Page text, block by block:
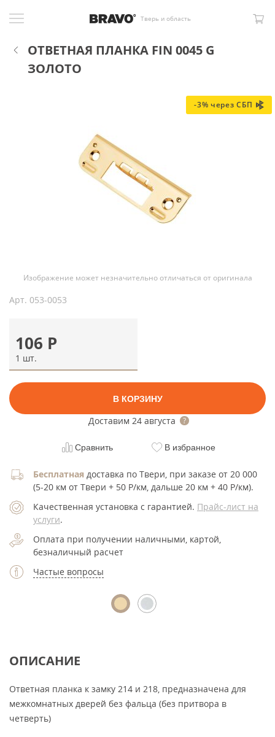
Тверь и область
ОТВЕТНАЯ ПЛАНКА FIN 0045 G
ЗОЛОТО
-3% через СБП
Изображение может незначительно отличаться от оригинала
Арт. 053-0053
106 Р
1 шт.
В КОРЗИНУ
Доставим 24 августа
Сравнить В избранное
Бесплатная доставка по Твери, при заказе от 20 000
(5-20 км от Твери + 50 Р/км, дальше 20 км + 40 Р/км).
Качественная установка с гарантией. Прайс-лист на
услуги.
Оплата при получении наличными, картой,
безналичный расчет
Частые вопросы
ОПИСАНИЕ
Ответная планка к замку 214 и 218, предназначена для
межкомнатных дверей без фальца (без притвора в
четверть)